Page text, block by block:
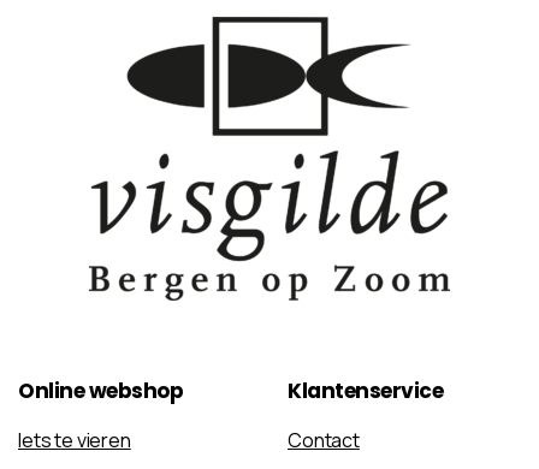
Onlinewebshop
Iets te vieren
Klantenservice
Contact